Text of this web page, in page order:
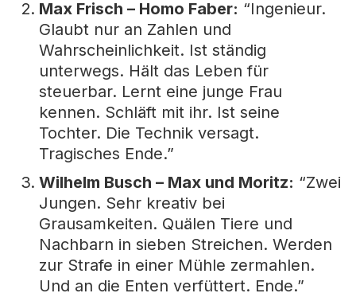
Max Frisch – Homo Faber: “Ingenieur.
Glaubt nur an Zahlen und
Wahrscheinlichkeit. Ist ständig
unterwegs. Hält das Leben für
steuerbar. Lernt eine junge Frau
kennen. Schläft mit ihr. Ist seine
Tochter. Die Technik versagt.
Tragisches Ende.”
Wilhelm Busch – Max und Moritz: “Zwei
Jungen. Sehr kreativ bei
Grausamkeiten. Quälen Tiere und
Nachbarn in sieben Streichen. Werden
zur Strafe in einer Mühle zermahlen.
Und an die Enten verfüttert. Ende.”